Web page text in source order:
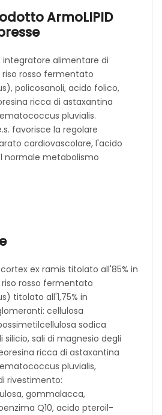
ArmoLIPID
alimentare di
riso rosso fermentato
policosanoli, acido folico,
ricca di astaxantina
pluvialis.
favorisce la regolare
cardiovascolare, l'acido
normale metabolismo
ex ramis titolato all'85% in
rosso fermentato
titolato all'1,75% in
cellulosa
sodica
silicio, sali di magnesio degli
ricca di astaxantina
pluvialis,
rivestimento:
gommalacca,
Q10, acido pteroil-